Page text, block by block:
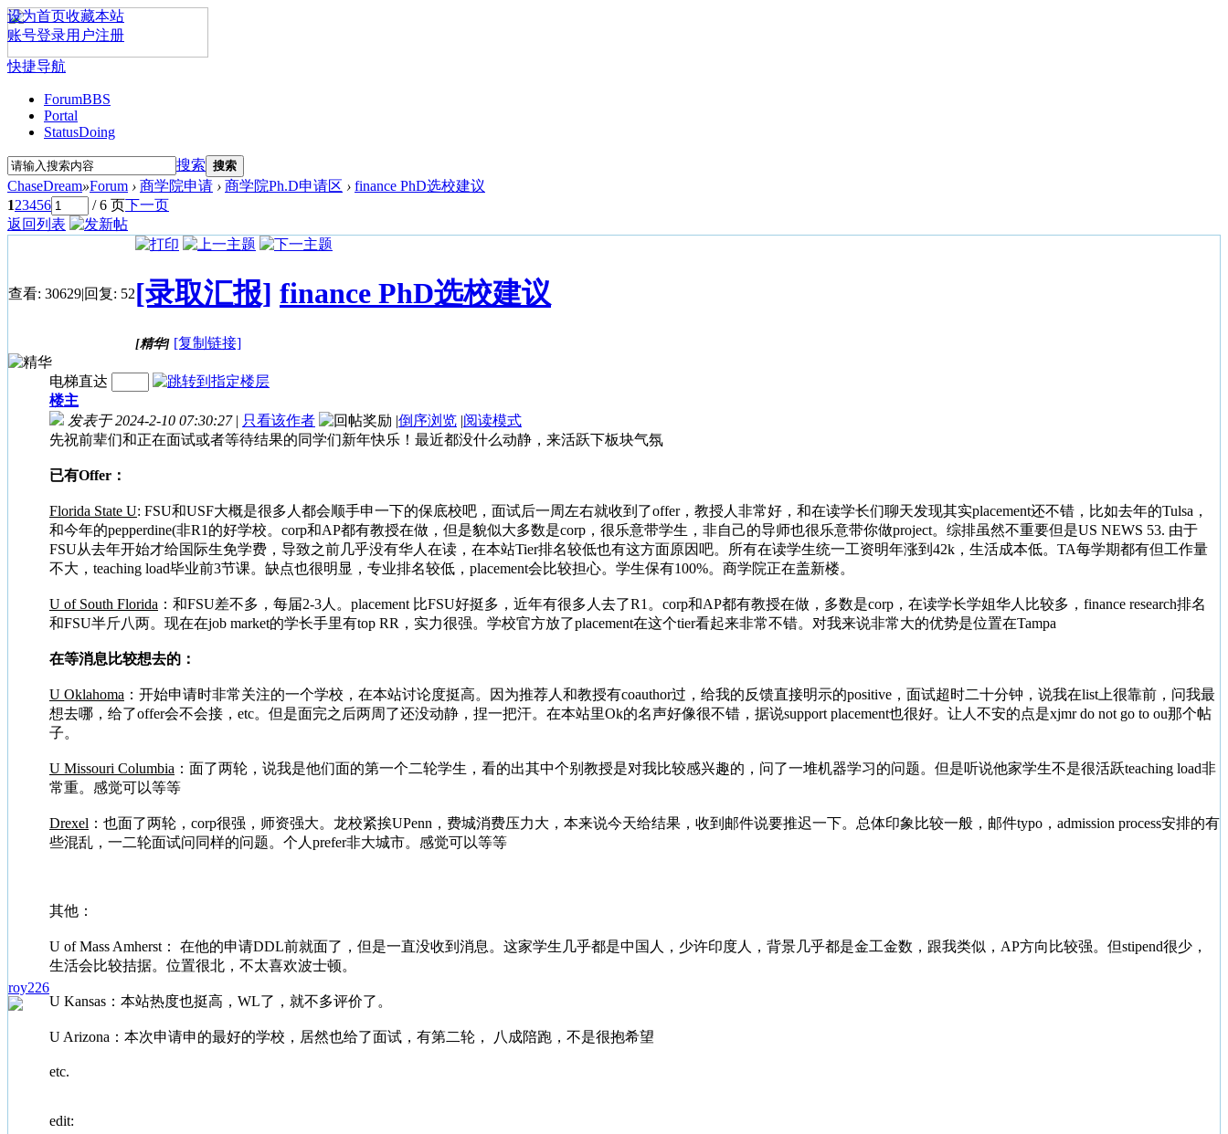
设为首页收藏本站
账号登录用户注册
快捷导航
ForumBBS
Portal
StatusDoing
搜索 搜索
ChaseDream»Forum › 商学院申请 › 商学院Ph.D申请区 › finance PhD选校建议
123456 / 6 页下一页
返回列表
查看: 30629|回复: 52[录取汇报] finance PhD选校建议
[精华] [复制链接]
roy226
电梯直达
楼主
发表于 2024-2-10 07:30:27 | 只看该作者 |倒序浏览 |阅读模式
先祝前辈们和正在面试或者等待结果的同学们新年快乐！最近都没什么动静，来活跃下板块气氛
已有Offer：
Florida State U: FSU和USF大概是很多人都会顺手申一下的保底校吧，面试后一周左右就收到了offer，教授人非常好，和在读学长们聊天发现其实placement还不错，比如去年的Tulsa，
和今年的pepperdine(非R1的好学校。corp和AP都有教授在做，但是貌似大多数是corp，很乐意带学生，非自己的导师也很乐意带你做project。综排虽然不重要但是US NEWS 53. 由于
FSU从去年开始才给国际生免学费，导致之前几乎没有华人在读，在本站Tier排名较低也有这方面原因吧。所有在读学生统一工资明年涨到42k，生活成本低。TA每学期都有但工作量
不大，teaching load毕业前3节课。缺点也很明显，专业排名较低，placement会比较担心。学生保有100%。商学院正在盖新楼。
U of South Florida ：和FSU差不多，每届2-3人。placement 比FSU好挺多，近年有很多人去了R1。corp和AP都有教授在做，多数是corp，在读学长学姐华人比较多，finance research排名
和FSU半斤八两。现在在job market的学长手里有top RR，实力很强。学校官方放了placement在这个tier看起来非常不错。对我来说非常大的优势是位置在Tampa
在等消息比较想去的：
U Oklahoma ：开始申请时非常关注的一个学校，在本站讨论度挺高。因为推荐人和教授有coauthor过，给我的反馈直接明示的positive，面试超时二十分钟，说我在list上很靠前，问我最
想去哪，给了offer会不会接，etc。但是面完之后两周了还没动静，捏一把汗。在本站里Ok的名声好像很不错，据说support placement也很好。让人不安的点是xjmr do not go to ou那个帖
子。
U Missouri Columbia ：面了两轮，说我是他们面的第一个二轮学生，看的出其中个别教授是对我比较感兴趣的，问了一堆机器学习的问题。但是听说他家学生不是很活跃teaching load非
常重。感觉可以等等
Drexel ：也面了两轮，corp很强，师资强大。龙校紧挨UPenn，费城消费压力大，本来说今天给结果，收到邮件说要推迟一下。总体印象比较一般，邮件typo，admission process安排的有
些混乱，一二轮面试问同样的问题。个人prefer非大城市。感觉可以等等
其他：
U of Mass Amherst： 在他的申请DDL前就面了，但是一直没收到消息。这家学生几乎都是中国人，少许印度人，背景几乎都是金工金数，跟我类似，AP方向比较强。但stipend很少，
生活会比较拮据。位置很北，不太喜欢波士顿。
U Kansas：本站热度也挺高，WL了，就不多评价了。
U Arizona：本次申请申的最好的学校，居然也给了面试，有第二轮， 八成陪跑，不是很抱希望
etc.
edit: